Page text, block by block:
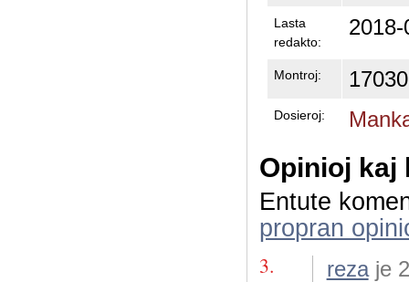
Lasta
redakto:
Montroj: 17030
Dosieroj:
Opinioj kaj
Entute
propran
3. rezaje